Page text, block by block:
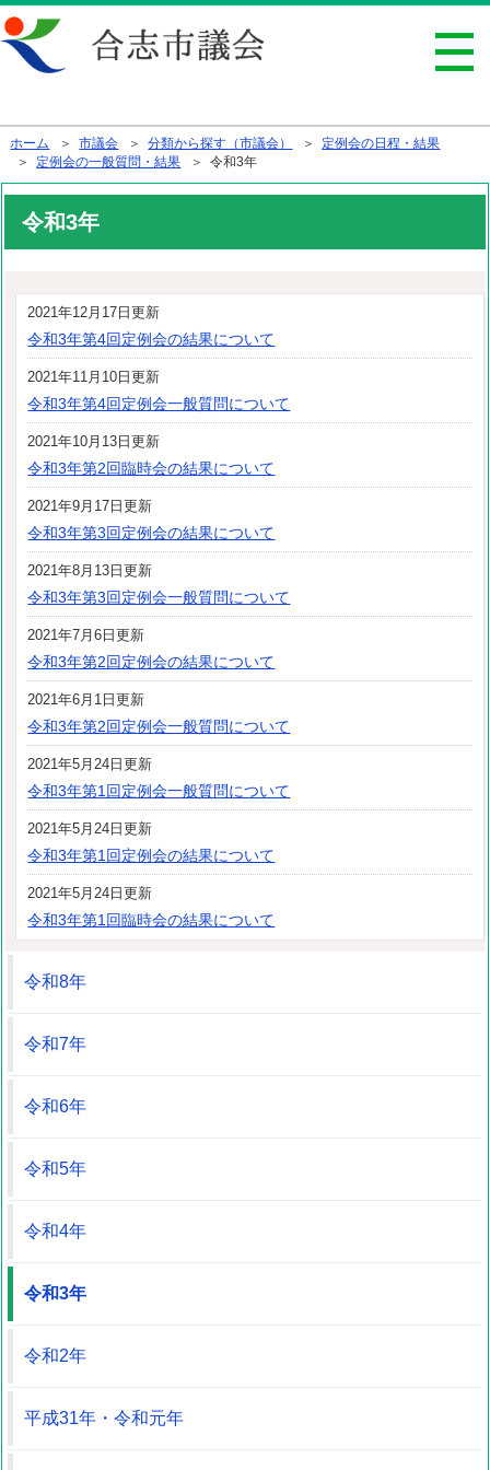
ホーム ＞市議会 ＞分類から探す（市議会） ＞ 定例会の日程・結果
＞ 定例会の一般質問・結果 ＞ 令和3年
令和3年
2021年12月17日更新
令和3年第4回定例会の結果について
2021年11月10日更新
令和3年第4回定例会一般質問について
2021年10月13日更新
令和3年第2回臨時会の結果について
2021年9月17日更新
令和3年第3回定例会の結果について
2021年8月13日更新
令和3年第3回定例会一般質問について
2021年7月6日更新
令和3年第2回定例会の結果について
2021年6月1日更新
令和3年第2回定例会一般質問について
2021年5月24日更新
令和3年第1回定例会一般質問について
2021年5月24日更新
令和3年第1回定例会の結果について
2021年5月24日更新
令和3年第1回臨時会の結果について
令和8年
令和7年
令和6年
令和5年
令和4年
令和3年
令和2年
平成31年・令和元年